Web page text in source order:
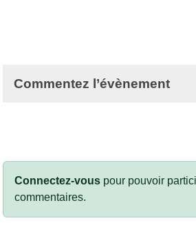
Commentez l’évènement
Connectez-vous pour pouvoir
commentaires.